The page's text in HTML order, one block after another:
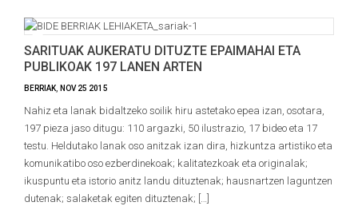
SARITUAK AUKERATU DITUZTE EPAIMAHAI ETA
PUBLIKOAK 197 LANEN ARTEN
BERRIAK NOV 25 2015
Nahiz eta lanak bidaltzeko soilik hiru astetako epea izan, osotara,
197 pieza jaso ditugu: 110 argazki, 50 ilustrazio, 17 bideo eta 17
testu. Heldutako lanak oso anitzak izan dira, hizkuntza artistiko eta
komunikatibo oso ezberdinekoak; kalitatezkoak eta originalak;
ikuspuntu eta istorio anitz landu dituztenak; hausnartzen laguntzen
dutenak; salaketak egiten dituztenak; […]